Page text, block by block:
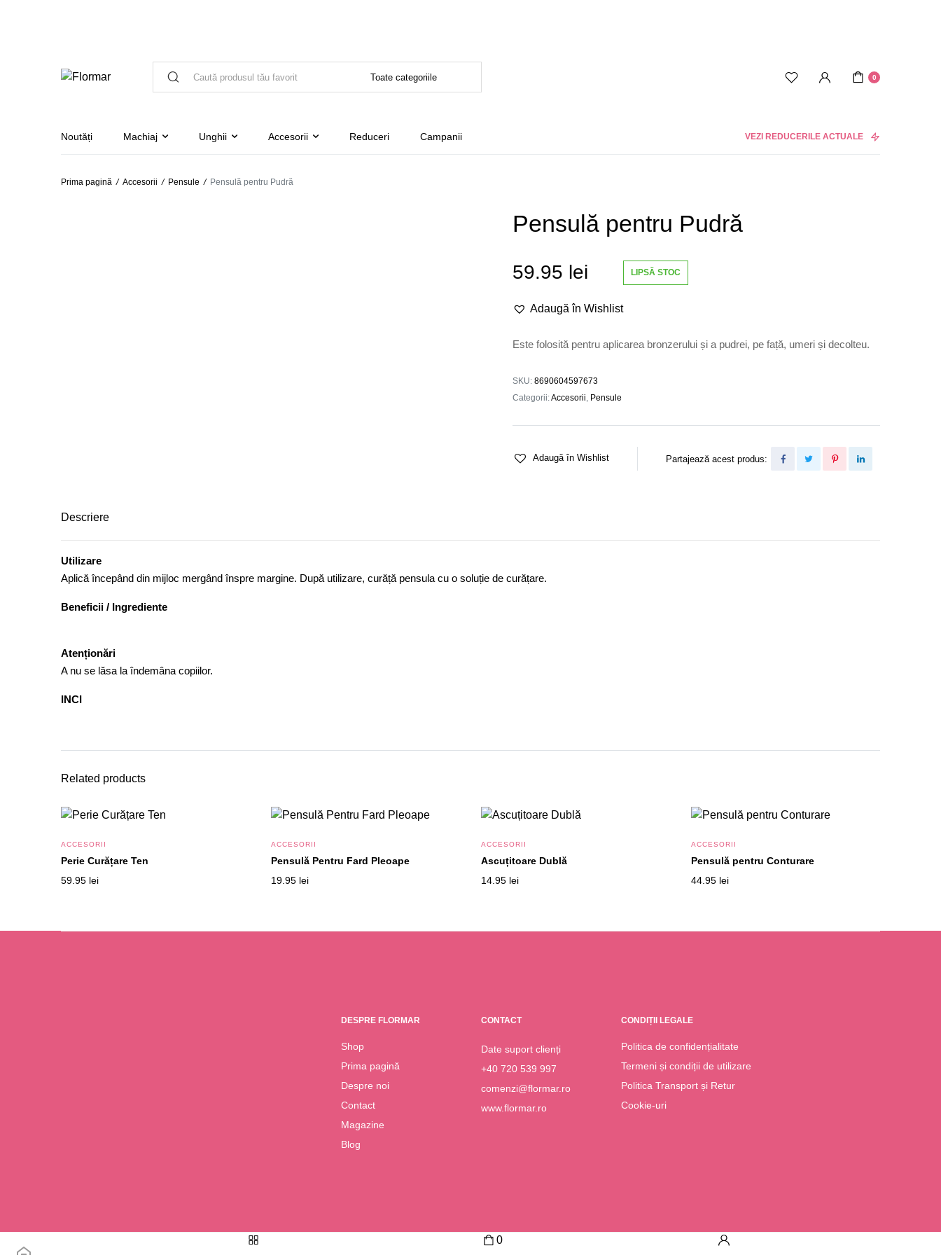
0
Noutăți Machiaj Unghii Accesorii Reduceri Campanii VEZI REDUCERILE ACTUALE
Prima pagină / Accesorii / Pensule / Pensulă pentru Pudră
Pensulă pentru Pudră
59.95 lei LIPSĂ STOC
Adaugă în Wishlist
Este folosită pentru aplicarea bronzerului și a pudrei, pe față, umeri și decolteu.
SKU: 8690604597673
Categorii:Accesorii, Pensule
Adaugă în Wishlist Partajează acest produs:
Descriere
Utilizare
Aplică începând din mijloc mergând înspre margine. După utilizare, curăță pensula cu o soluție de curățare.
Beneficii / Ingrediente
Atenționări
A nu se lăsa la îndemâna copiilor.
INCI
Related products
ACCESORII
Perie Curățare Ten
59.95 lei
ACCESORII
Pensulă Pentru Fard Pleoape
19.95 lei
ACCESORII
Ascuțitoare Dublă
14.95 lei
ACCESORII
Pensulă pentru Conturare
44.95 lei
DESPRE FLORMAR
Shop
Prima pagină
Despre noi
Contact
Magazine
Blog
CONTACT
Date suport clienți
+40 720 539 997
comenzi@flormar.ro
www.flormar.ro
CONDIȚII LEGALE
Politica de confidențialitate
Termeni și condiții de utilizare
Politica Transport și Retur
Cookie-uri
0